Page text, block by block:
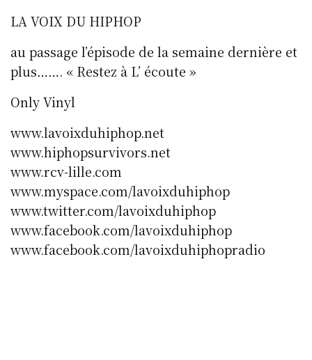
LA VOIX DU HIPHOP
au passage l’épisode de la semaine dernière et
plus……. « Restez à L’ écoute »
Only Vinyl
www.lavoixduhiphop.net
www.hiphopsurvivors.net
www.rcv-lille.com
www.myspace.com/lavoixduhiphop
www.twitter.com/lavoixduhiphop
www.facebook.com/lavoixduhiphop
www.facebook.com/lavoixduhiphopradio